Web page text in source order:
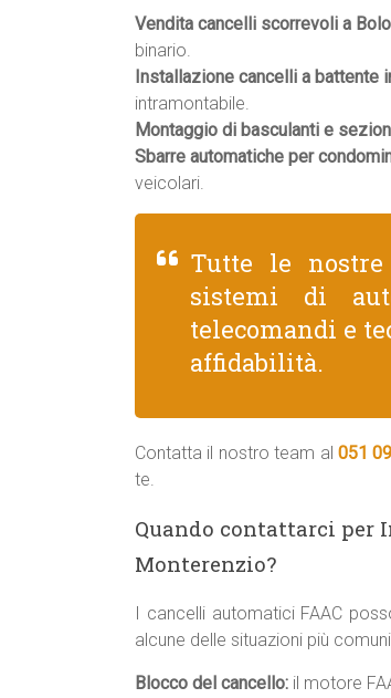
Vendita cancelli scorrevoli a
binario.
Installazione cancelli a battente
intramontabile.
Montaggio di basculanti e
Sbarre automatiche per
veicolari.
Tutte le nostre
sistemi di
telecomandi e
affidabilità.
Contatta il nostro team al 051
te.
Quando contattarci per
Monterenzio?
I cancelli automatici FAAC
alcune delle situazioni più
Blocco del cancello: il motore